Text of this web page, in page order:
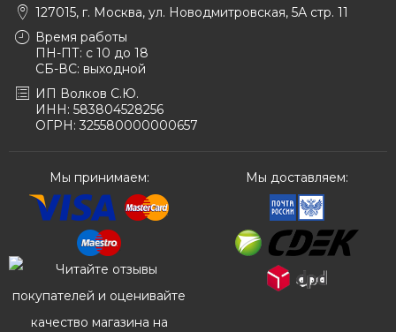
127015, г. Москва, ул. Новодмитровская, 5А стр. 11
Время работы
ПН-ПТ: с 10 до 18
СБ-ВС: выходной
ИП Волков С.Ю.
ИНН: 583804528256
ОГРН: 325580000000657
Мы принимаем: Мы доставляем: